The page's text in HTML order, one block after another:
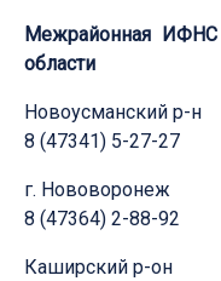
Межрайонная
области
Новоусманский р-н
8 (47341) 5-27-27
г. Нововоронеж
8 (47364) 2-88-92
Каширский р-он